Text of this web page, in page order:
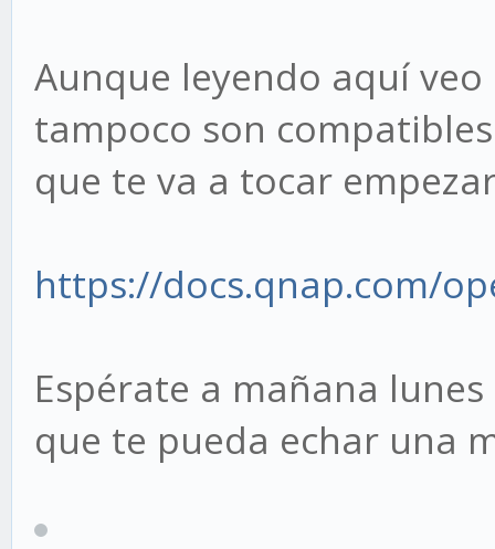
Aunque leyendo aquí
tampoco son
que te va a tocar
https://docs.qnap.com/
Espérate a mañana
que te pueda echar una